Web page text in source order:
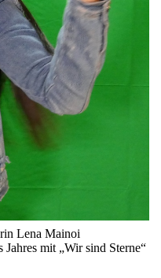
Lena Mainoi
mit „Wir sind Sterne“